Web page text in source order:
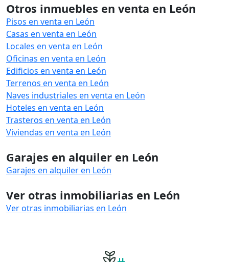
Otros inmuebles en venta en León
Pisos en venta en León
Casas en venta en León
Locales en venta en León
Oficinas en venta en León
Edificios en venta en León
Terrenos en venta en León
Naves industriales en venta en León
Hoteles en venta en León
Trasteros en venta en León
Viviendas en venta en León
Garajes en alquiler en León
Garajes en alquiler en León
Ver otras inmobiliarias en León
Ver otras inmobiliarias en León